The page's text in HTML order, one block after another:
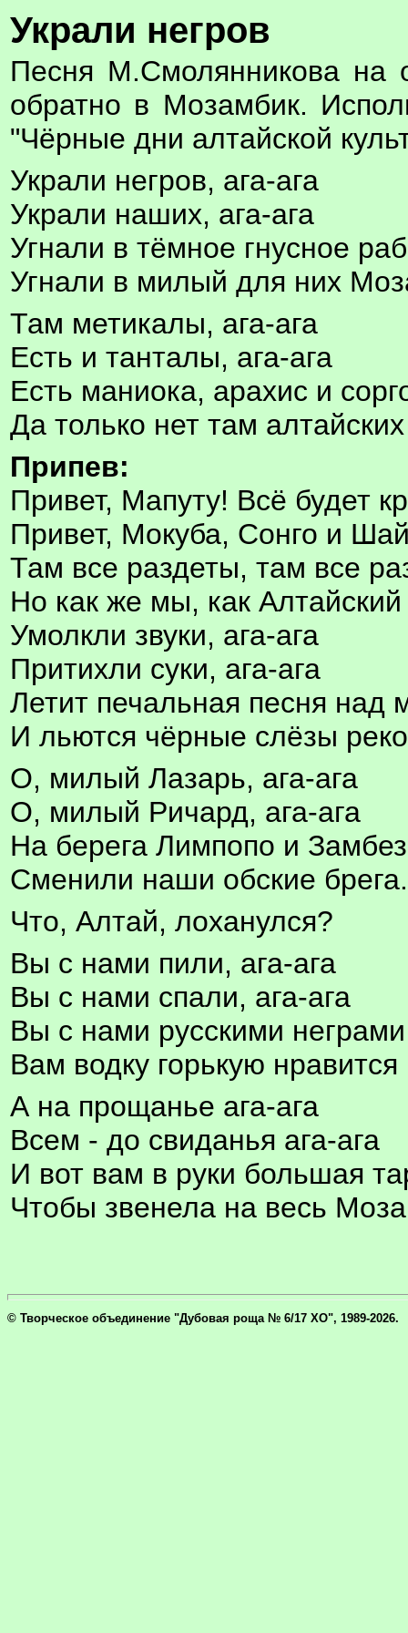
Украли негров
Песня М.Смолянникова на
обратно в Мозамбик.
"Чёрные дни алтайской
Украли негров, ага-ага
Украли наших, ага-ага
Угнали в тёмное гнусное
Угнали в милый для них
Там метикалы, ага-ага
Есть и танталы, ага-ага
Есть маниока, арахис и
Да только нет там
Припев:
Привет, Мапуту! Всё будет
Привет, Мокуба, Сонго и
Там все раздеты, там все
Но как же мы, как
Умолкли звуки, ага-ага
Притихли суки, ага-ага
Летит печальная песня над
И льются чёрные слёзы
О, милый Лазарь, ага-ага
О, милый Ричард, ага-ага
На берега Лимпопо и
Сменили наши обские брега.
Что, Алтай, лоханулся?
Вы с нами пили, ага-ага
Вы с нами спали, ага-ага
Вы с нами русскими
Вам водку горькую нравится
А на прощанье ага-ага
Всем - до свиданья ага-ага
И вот вам в руки большая
Чтобы звенела на весь
© Творческое объединение "Дубовая роща № 6/17 ХО", 1989-2026.